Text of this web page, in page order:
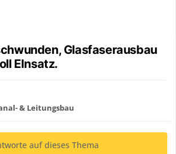
Glasfaserausbau
EInsatz.
& Leitungsbau
auf dieses Thema